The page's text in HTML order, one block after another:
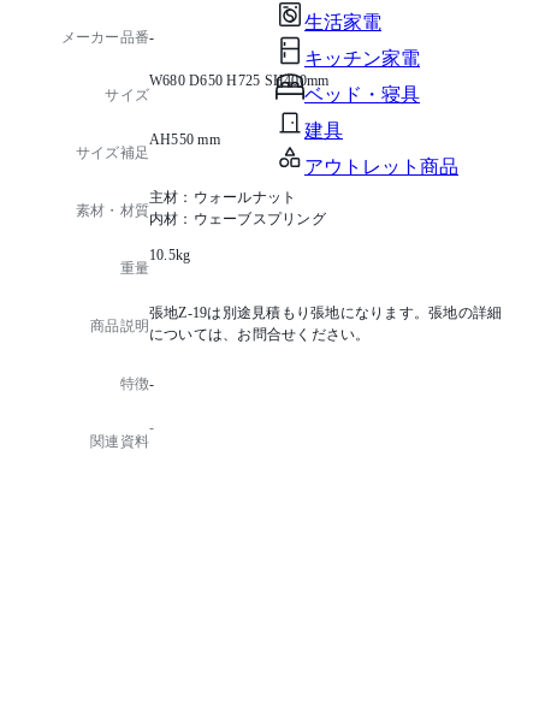
生活家電
キッチン家電
ベッド・寝具
建具
アウトレット商品
メーカー品番-
サイズ
W680 D650 H725 SH400mm
サイズ補足
AH550 mm
素材・材質
主材：ウォールナット
内材：ウェーブスプリング
重量
10.5kg
商品説明
張地Z-19は別途見積もり張地になります。張地の詳細
については、お問合せください。
特徴-
関連資料
-